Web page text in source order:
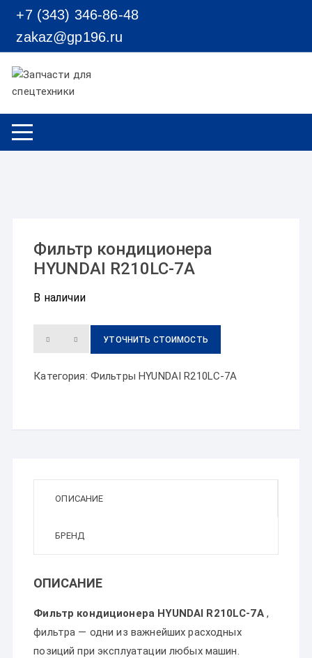
Перейти к содержимому
+7 (343) 346-86-48
zakaz@gp196.ru
Фильтр кондиционера
HYUNDAI R210LC-7A
В наличии
УТОЧНИТЬ СТОИМОСТЬ
Категория: Фильтры HYUNDAI R210LC-7A
ОПИСАНИЕ
БРЕНД
ОПИСАНИЕ
Фильтр кондиционера HYUNDAI R210LC-7A,
фильтра — одни из важнейших расходных
позиций при эксплуатации любых машин.